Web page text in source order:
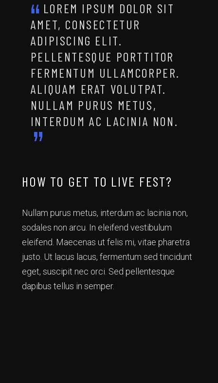
LOREM IPSUM DOLOR SIT
AMET, CONSECTETUR
ADIPISCING ELIT.
PELLENTESQUE PORTTITOR
FERMENTUM ULLAMCORPER.
ALIQUAM ERAT VOLUTPAT.
NULLAM PURUS METUS,
INTERDUM AC LACINIA NON.
HOW TO GET TO LIVE FEST?
Nullam purus metus, interdum ac lacinia non,
sodales non arcu. In eleifend vestibulum
eleifend. Maecenas ut felis mi, vitae pharetra
justo. Ut lacus lacus, fermentum sed tincidunt
eget, suscipit nec orci. Sed pellentesque
dapibus tellus in semper.